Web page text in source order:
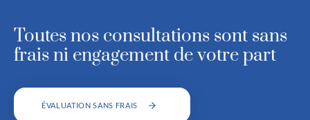
Toutes nos consultations sont sans
frais ni engagement de votre part
ÉVALUATION SANS FRAIS